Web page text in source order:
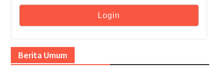
Berita Umum